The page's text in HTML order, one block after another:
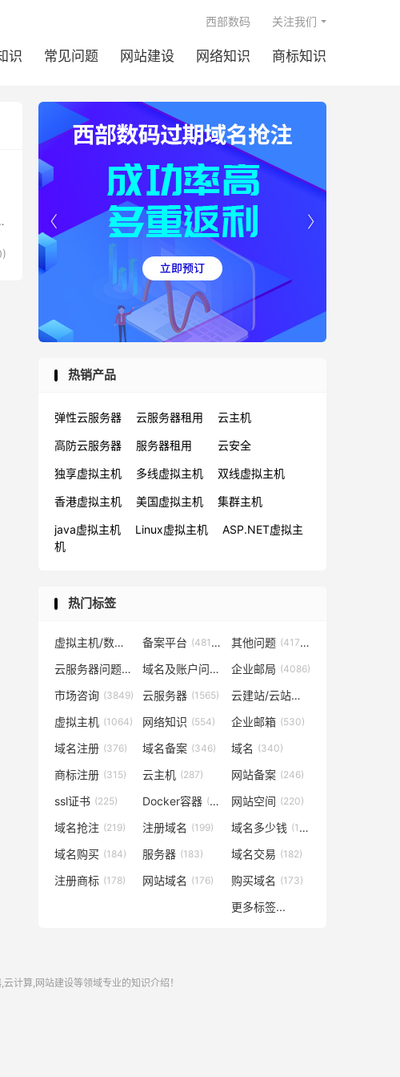
识 常见问题 网站建设 网络知识 商标知识
西部数码 关注我们
)


热销产品
弹性云服务器 云服务器租用 云主机
高防云服务器 服务器租用 云安全
独享虚拟主机 多线虚拟主机 双线虚拟主机
香港虚拟主机 美国虚拟主机 集群主机
java虚拟主机 Linux虚拟主机
ASP.NET虚拟主
机
热门标签
虚拟主机/数据库问题 (57819)
备案平台 (48153) 其他问题 (41702)
云服务器问题(38267) 域名及账户问题 (29026)
企业邮局 (4086)
市场咨询 (3849) 云服务器 (1565) 云建站/云站群/小程序
虚拟主机 (1064) 网络知识 (554) 企业邮箱 (530)
域名注册 (376) 域名备案 (346) 域名 (340)
商标注册 (315) 云主机 (287) 网站备案 (246)
ssl证书 (225) Docker容器 (221) 网站空间 (220)
域名抢注 (219) 注册域名 (199) 域名多少钱 (196)
域名购买 (184) 服务器 (183) 域名交易 (182)
注册商标 (178) 网站域名 (176) 购买域名 (173)
更多标签...
计算,网站建设等领域专业的知识介绍！